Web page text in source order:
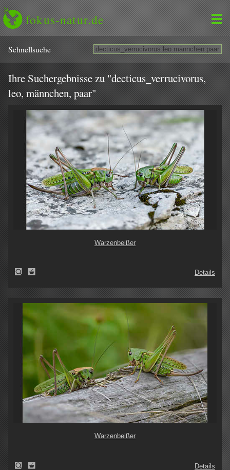
fokus-natur.de
Schnell­suche
Ihre Suchergebnisse zu "decticus_verrucivorus,
leo, männchen, paar"
Warzenbeißer
Details
Warzenbeißer
Details